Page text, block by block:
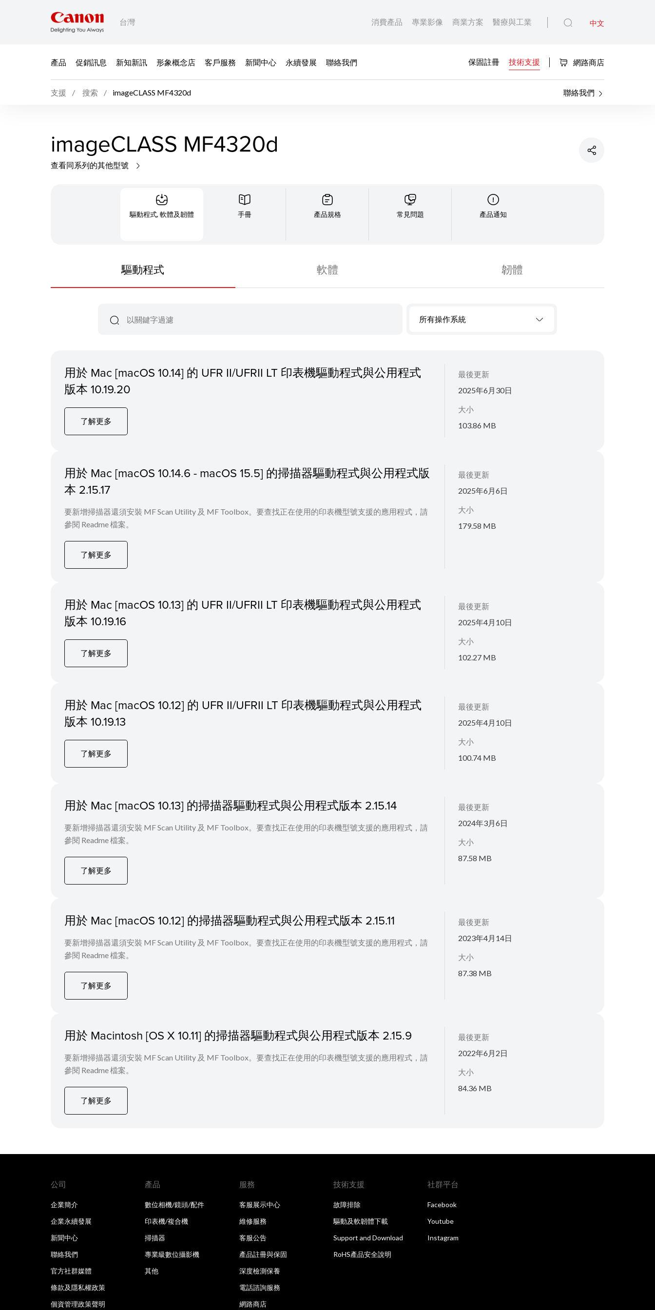
台灣 消費產品 專業影像 商業方案 醫療與工業 中文
產品 促銷訊息 新知新訊 形象概念店 客戶服務 新聞中心 永續發展 聯絡我們 保固註冊 技術支援 網路商店
支援 搜索 imageCLASS MF4320d 聯絡我們
imageCLASS MF4320d
查看同系列的其他型號
驅動程式, 軟體及韌體 手冊 產品規格 常見問題 產品通知
驅動程式 軟體 韌體
所有操作系統
用於 Mac [macOS 10.14] 的 UFR II/UFRII LT 印表機驅動程式與公用程式
版本 10.19.20
了解更多
最後更新
2025年6月30日
大小
103.86 MB
用於 Mac [macOS 10.14.6 - macOS 15.5] 的掃描器驅動程式與公用程式版
本 2.15.17
要新增掃描器還須安裝 MF Scan Utility 及 MF Toolbox。要查找正在使用的印表機型號支援的應用程式，請
參閱 Readme 檔案。
了解更多
最後更新
2025年6月6日
大小
179.58 MB
用於 Mac [macOS 10.13] 的 UFR II/UFRII LT 印表機驅動程式與公用程式
版本 10.19.16
了解更多
最後更新
2025年4月10日
大小
102.27 MB
用於 Mac [macOS 10.12] 的 UFR II/UFRII LT 印表機驅動程式與公用程式
版本 10.19.13
了解更多
最後更新
2025年4月10日
大小
100.74 MB
用於 Mac [macOS 10.13] 的掃描器驅動程式與公用程式版本 2.15.14
要新增掃描器還須安裝 MF Scan Utility 及 MF Toolbox。要查找正在使用的印表機型號支援的應用程式，請
參閱 Readme 檔案。
了解更多
最後更新
2024年3月6日
大小
87.58 MB
用於 Mac [macOS 10.12] 的掃描器驅動程式與公用程式版本 2.15.11
要新增掃描器還須安裝 MF Scan Utility 及 MF Toolbox。要查找正在使用的印表機型號支援的應用程式，請
參閱 Readme 檔案。
了解更多
最後更新
2023年4月14日
大小
87.38 MB
用於 Macintosh [OS X 10.11] 的掃描器驅動程式與公用程式版本 2.15.9
要新增掃描器還須安裝 MF Scan Utility 及 MF Toolbox。要查找正在使用的印表機型號支援的應用程式，請
參閱 Readme 檔案。
了解更多
最後更新
2022年6月2日
大小
84.36 MB
公司
企業簡介
企業永續發展
新聞中心
聯絡我們
官方社群媒體
條款及隱私權政策
個資管理政策聲明
產品
數位相機/鏡頭/配件
印表機/複合機
掃描器
專業級數位攝影機
其他
服務
客服展示中心
維修服務
客服公告
產品註冊與保固
深度檢測保養
電話諮詢服務
網路商店
技術支援
故障排除
驅動及軟韌體下載
Support and Download
RoHS產品安全說明
社群平台
Facebook
Youtube
Instagram